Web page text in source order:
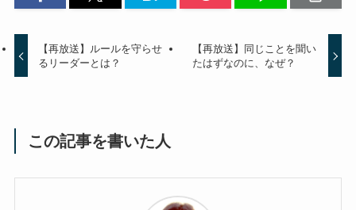
【再放送】ルールを守らせ
るリーダーとは？
【再放送】同じことを聞い
たはずなのに、なぜ？
この記事を書いた人